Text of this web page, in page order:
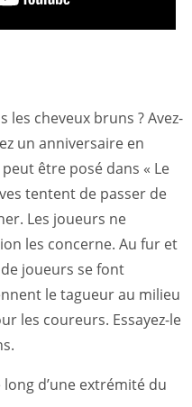
les cheveux bruns ? Avez-
un anniversaire en
être posé dans « Le
tentent de passer de
Les joueurs ne
les concerne. Au fur et
joueurs se font
le tagueur au milieu
les coureurs. Essayez-le
d’une extrémité du